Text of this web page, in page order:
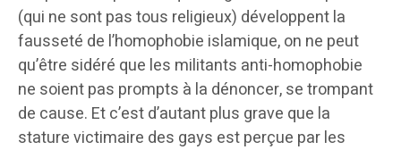
(qui ne sont pas tous religieux) développent la
fausseté de l’homophobie islamique, on ne peut
qu’être sidéré que les militants anti-homophobie
ne soient pas prompts à la dénoncer, se trompant
de cause. Et c’est d’autant plus grave que la
stature victimaire des gays est perçue par les